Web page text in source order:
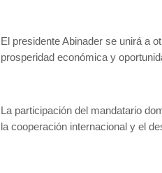
El presidente Abinader se unirá a
prosperidad económica y
La participación del mandatario
la cooperación internacional y el